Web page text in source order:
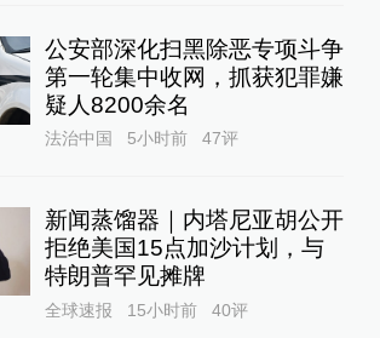
公安部深化扫黑除恶专项斗争
第一轮集中收网，抓获犯罪嫌
疑人8200余名
法治中国 5小时前 47评
新闻蒸馏器｜内塔尼亚胡公开
拒绝美国15点加沙计划，与
特朗普罕见摊牌
全球速报 15小时前 40评